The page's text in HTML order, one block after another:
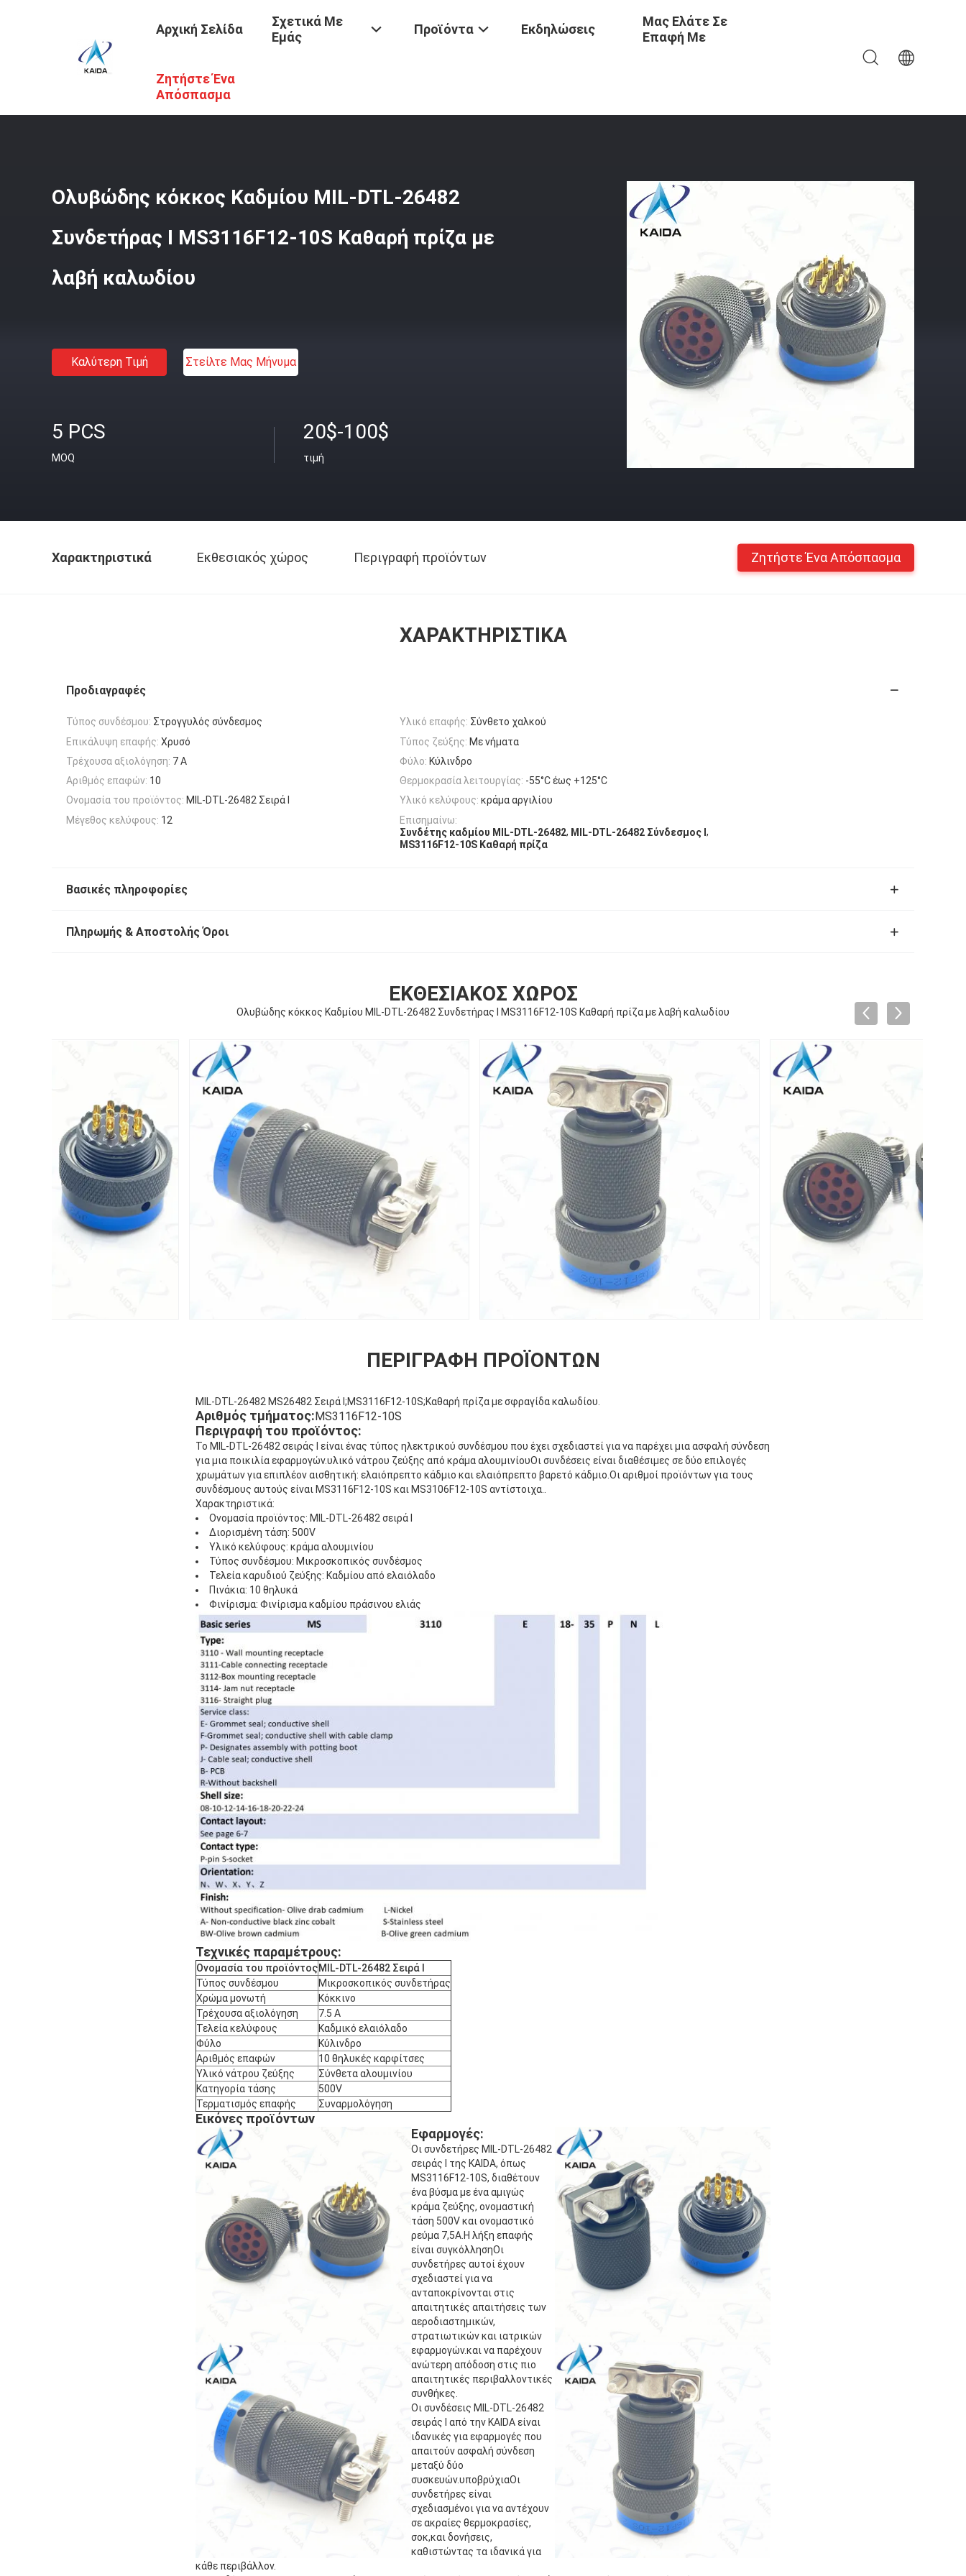
Αρχική Σελίδα
Σχετικά Με
Εμάς
Προϊόντα Εκδηλώσεις
Μας Ελάτε Σε
Επαφή Με
Ζητήστε Ένα
Απόσπασμα
Προϊόντα / Σειρά MIL-DTL-26482
Ολυβώδης κόκκος Καδμίου MIL-DTL-26482
Συνδετήρας I MS3116F12-10S Καθαρή πρίζα με
λαβή καλωδίου
Καλύτερη Τιμή Στείλτε Μας Μήνυμα
5 PCS
MOQ
20$-100$
τιμή
Χαρακτηριστικά Εκθεσιακός χώρος Περιγραφή προϊόντων Ζητήστε Ένα Απόσπασμα
ΧΑΡΑΚΤΗΡΙΣΤΙΚΆ
Προδιαγραφές
Τύπος συνδέσμου: Στρογγυλός σύνδεσμος Υλικό επαφής: Σύνθετο χαλκού
Επικάλυψη επαφής: Χρυσό Τύπος ζεύξης: Με νήματα
Τρέχουσα αξιολόγηση: 7 Α Φύλο: Κύλινδρο
Αριθμός επαφών: 10 Θερμοκρασία λειτουργίας: -55°C έως +125°C
Ονομασία του προϊόντος: MIL-DTL-26482 Σειρά Ι Υλικό κελύφους: κράμα αργιλίου
Μέγεθος κελύφους: 12
Επισημαίνω:
Συνδέτης καδμίου MIL-DTL-26482, MIL-DTL-26482 Σύνδεσμος I ,
MS3116F12-10S Καθαρή πρίζα
Βασικές πληροφορίες
Πληρωμής & Αποστολής Όροι
ΕΚΘΕΣΙΑΚΌΣ ΧΏΡΟΣ
Ολυβώδης κόκκος Καδμίου MIL-DTL-26482 Συνδετήρας I MS3116F12-10S Καθαρή πρίζα με λαβή καλωδίου
ΠΕΡΙΓΡΑΦΉ ΠΡΟΪΌΝΤΩΝ
MIL-DTL-26482 MS26482 Σειρά I;MS3116F12-10S;Καθαρή πρίζα με σφραγίδα καλωδίου.
Αριθμός τμήματος: MS3116F12-10S
Περιγραφή του προϊόντος:
Το MIL-DTL-26482 σειράς I είναι ένας τύπος ηλεκτρικού συνδέσμου που έχει σχεδιαστεί για να παρέχει μια ασφαλή σύνδεση
για μια ποικιλία εφαρμογών.υλικό νάτρου ζεύξης από κράμα αλουμινίουΟι συνδέσεις είναι διαθέσιμες σε δύο επιλογές
χρωμάτων για επιπλέον αισθητική: ελαιόπρεπτο κάδμιο και ελαιόπρεπτο βαρετό κάδμιο.Οι αριθμοί προϊόντων για τους
συνδέσμους αυτούς είναι MS3116F12-10S και MS3106F12-10S αντίστοιχα..
Χαρακτηριστικά:
Ονομασία προϊόντος: MIL-DTL-26482 σειρά I
Διορισμένη τάση: 500V
Υλικό κελύφους: κράμα αλουμινίου
Τύπος συνδέσμου: Μικροσκοπικός συνδέσμος
Τελεία καρυδιού ζεύξης: Καδμίου από ελαιόλαδο
Πινάκια: 10 θηλυκά
Φινίρισμα: Φινίρισμα καδμίου πράσινου ελιάς
Τεχνικές παραμέτρους:
Ονομασία του προϊόντοςMIL-DTL-26482 Σειρά Ι
Τύπος συνδέσμου
Μικροσκοπικός συνδετήρας
Χρώμα μονωτή
Κόκκινο
Τρέχουσα αξιολόγηση
7.5 Α
Τελεία κελύφους
Καδμικό ελαιόλαδο
Φύλο
Κύλινδρο
Αριθμός επαφών
10 θηλυκές καρφίτσες
Υλικό νάτρου ζεύξης
Σύνθετα αλουμινίου
Κατηγορία τάσης
500V
Τερματισμός επαφής
Συναρμολόγηση
Εικόνες προϊόντων
Εφαρμογές:
Οι συνδετήρες MIL-DTL-26482
σειράς I της KAIDA, όπως
MS3116F12-10S, διαθέτουν
ένα βύσμα με ένα αμιγώς
κράμα ζεύξης, ονομαστική
τάση 500V και ονομαστικό
ρεύμα 7,5A.Η λήξη επαφής
είναι συγκόλλησηΟι
συνδετήρες αυτοί έχουν
σχεδιαστεί για να
ανταποκρίνονται στις
απαιτητικές απαιτήσεις των
αεροδιαστημικών,
στρατιωτικών και ιατρικών
εφαρμογών.και να παρέχουν
ανώτερη απόδοση στις πιο
απαιτητικές περιβαλλοντικές
συνθήκες.
Οι συνδέσεις MIL-DTL-26482
σειράς I από την KAIDA είναι
ιδανικές για εφαρμογές που
απαιτούν ασφαλή σύνδεση
μεταξύ δύο
συσκευών.υποβρύχιαΟι
συνδετήρες είναι
σχεδιασμένοι για να αντέχουν
σε ακραίες θερμοκρασίες,
σοκ,και δονήσεις,
καθιστώντας τα ιδανικά για
κάθε περιβάλλον.